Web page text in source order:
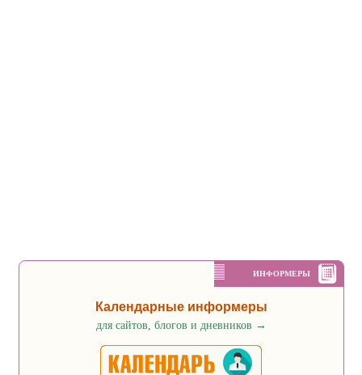
ИНФОРМЕРЫ
Календарные информеры
для сайтов, блогов и дневников →